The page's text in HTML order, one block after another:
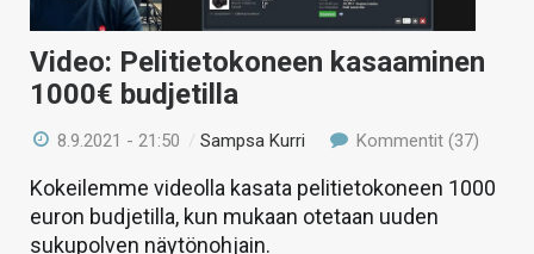
Video: Pelitietokoneen kasaaminen
1000€ budjetilla
8.9.2021 - 21:50 /Sampsa Kurri Kommentit (37)
Kokeilemme videolla kasata pelitietokoneen 1000
euron budjetilla, kun mukaan otetaan uuden
sukupolven näytönohjain.